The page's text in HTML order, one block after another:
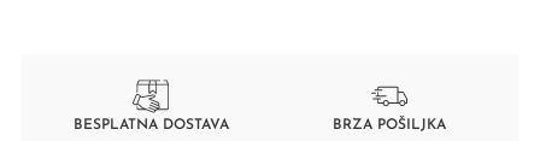
BESPLATNA DOSTAVA BRZA POŠILJKA